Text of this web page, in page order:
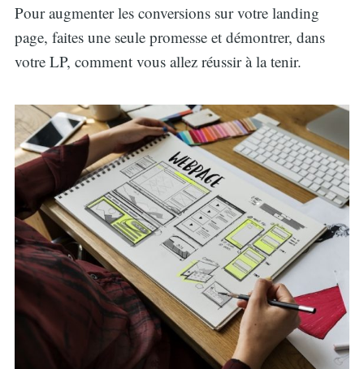
Pour augmenter les conversions sur votre landing
page, faites une seule promesse et démontrer, dans
votre LP, comment vous allez réussir à la tenir.